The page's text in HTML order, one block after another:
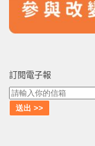
訂閱電子報